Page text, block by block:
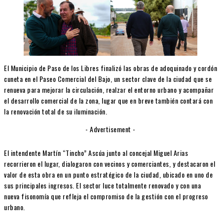
El Municipio de Paso de los Libres finalizó las obras de adoquinado y cordón
cuneta en el Paseo Comercial del Bajo, un sector clave de la ciudad que se
renueva para mejorar la circulación, realzar el entorno urbano y acompañar
el desarrollo comercial de la zona, lugar que en breve también contará con
la renovación total de su iluminación.
- Advertisement -
El intendente Martín “Tincho” Ascúa junto al concejal Miguel Arias
recorrieron el lugar, dialogaron con vecinos y comerciantes, y destacaron el
valor de esta obra en un punto estratégico de la ciudad, ubicado en uno de
sus principales ingresos. El sector luce totalmente renovado y con una
nueva fisonomía que refleja el compromiso de la gestión con el progreso
urbano.